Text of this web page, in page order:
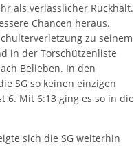
als verlässlicher Rückhalt.
Chancen heraus.
zu seinem
in der Torschützenliste
Belieben. In den
SG so keinen einzigen
6. Mit 6:13 ging es so in die
sich die SG weiterhin